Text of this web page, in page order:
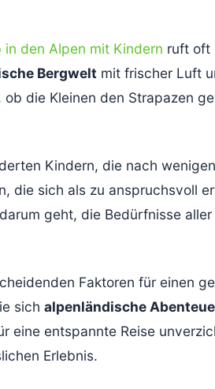
in den Alpen mit Kindern ruft oft
Bergwelt mit frischer Luft
die Kleinen den Strapazen
Kindern, die nach
die sich als zu anspruchsvoll
geht, die Bedürfnisse
Faktoren für einen
sich alpenländische
eine entspannte Reise
Erlebnis.